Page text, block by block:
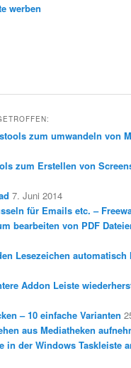
werben
zum umwandeln von
zum Erstellen von
7. Juni 2014
für Emails etc. –
bearbeiten von PDF
Lesezeichen automatisch
Addon Leiste
– 10 einfache Varianten
aus Mediatheken
in der Windows Taskleiste